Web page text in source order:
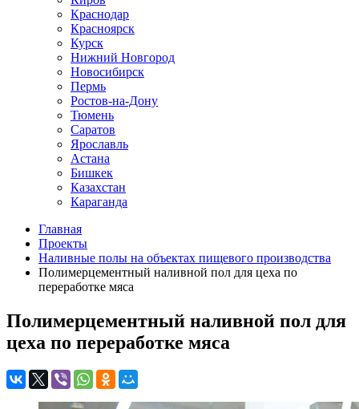
Краснодар
Красноярск
Курск
Нижний Новгород
Новосибирск
Пермь
Ростов-на-Дону
Тюмень
Саратов
Ярославль
Астана
Бишкек
Казахстан
Караганда
Главная
Проекты
Наливные полы на объектах пищевого производства
Полимерцементный наливной пол для цеха по
переработке мяса
Полимерцементный наливной пол для
цеха по переработке мяса